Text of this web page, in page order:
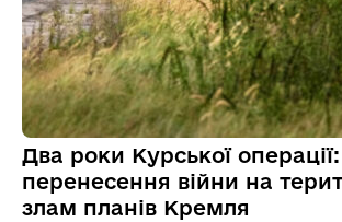
Два роки Курської операції:
перенесення війни на
злам планів Кремля